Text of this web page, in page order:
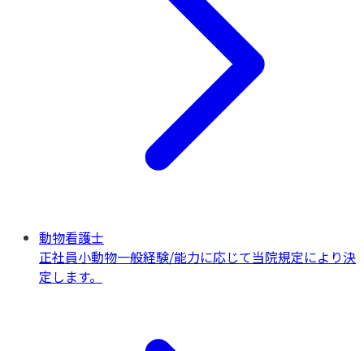
動物看護士
正社員小動物一般経験/能力に応じて当院規定により決
定します。